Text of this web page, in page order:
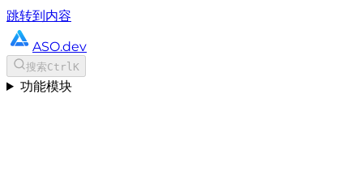
跳转到内容
ASO.dev
搜索CtrlK
功能模块